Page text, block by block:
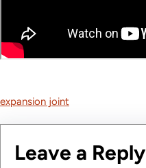
expansion joint
Leave a Reply